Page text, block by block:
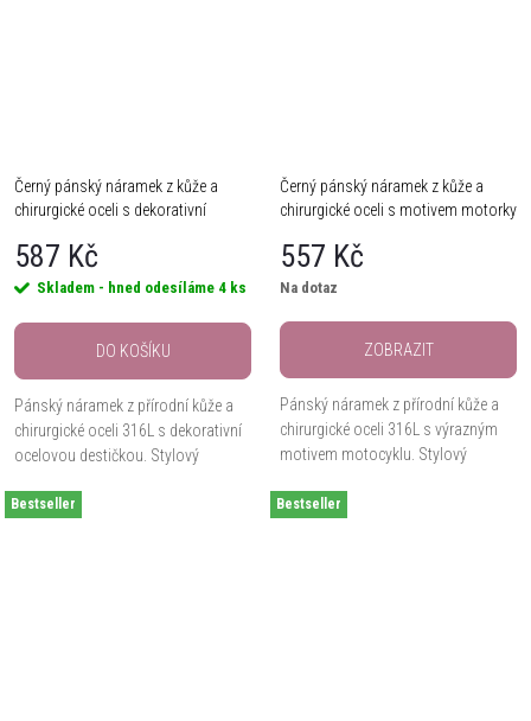
Černý pánský náramek z kůže a
chirurgické oceli s dekorativní
587 Kč
Skladem - hned odesíláme 4 ks
DO KOŠÍKU
Pánský náramek z přírodní kůže a
chirurgické oceli 316L s dekorativní
ocelovou destičkou. Stylový
23 cm.
Černý pánský náramek z kůže a
chirurgické oceli s motivem motorky
557 Kč
Na dotaz
ZOBRAZIT
Pánský náramek z přírodní kůže a
chirurgické oceli 316L s výrazným
motivem motocyklu. Stylový
23 cm.
Bestseller Bestseller